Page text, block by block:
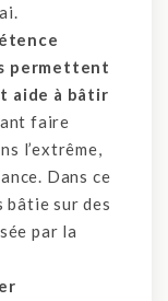
permettent
aide à bâtir
faire
l’extrême,
Dans ce
bâtie sur des
par la